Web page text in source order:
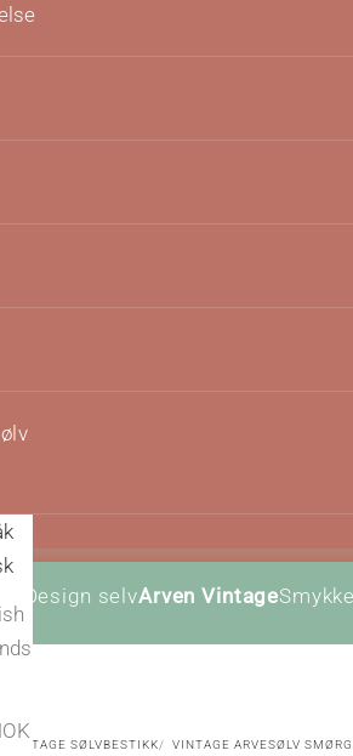
Design selvArven Vintage
VINTAGE SØLVBESTIKK VINTAGE ARVESØLV